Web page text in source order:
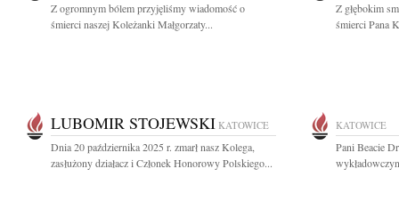
Z ogromnym bólem przyjęliśmy wiadomość o
śmierci naszej Koleżanki Małgorzaty...
Z głębokim
śmierci Pana
LUBOMIR STOJEWSKI KATOWICE
Dnia 20 października 2025 r. zmarł nasz Kolega,
zasłużony działacz i Członek Honorowy Polskiego...
KATOWICE
Pani Beacie